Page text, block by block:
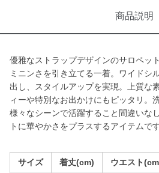
商品説明
優雅なストラップデザインのサロペッ
ミニンさを引き立てる一着。ワイドシ
出し、スタイルアップを実現。上質な
ィーや特別なお出かけにもピッタリ。
様々なシーンで活躍すること間違いな
トに華やかさをプラスするアイテムです
サイズ 着丈(cm) ウエスト